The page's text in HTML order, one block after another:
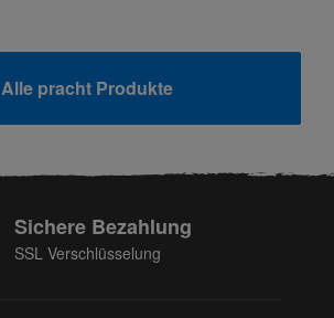
Alle pracht Produkte
Sichere Bezahlung
SSL Verschlüsselung